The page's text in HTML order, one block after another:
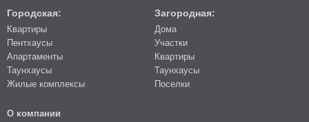
Городская:
Квартиры
Пентхаусы
Апартаменты
Таунхаусы
Жилые комплексы
Загородная:
Дома
Участки
Квартиры
Таунхаусы
Поселки
О компании